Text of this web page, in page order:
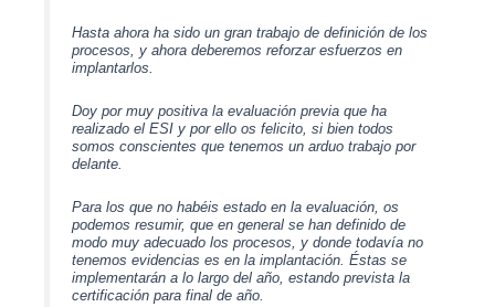
Hasta ahora ha sido un gran trabajo de definición de los
procesos, y ahora deberemos reforzar esfuerzos en
implantarlos.
Doy por muy positiva la evaluación previa que ha
realizado el ESI y por ello os felicito, si bien todos
somos conscientes que tenemos un arduo trabajo por
delante.
Para los que no habéis estado en la evaluación, os
podemos resumir, que en general se han definido de
modo muy adecuado los procesos, y donde todavía no
tenemos evidencias es en la implantación. Éstas se
implementarán a lo largo del año, estando prevista la
certificación para final de año.